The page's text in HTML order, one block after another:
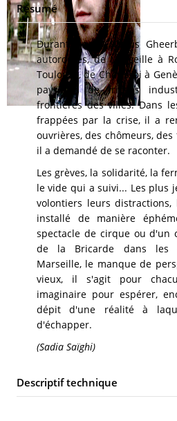
Résumé
Durant un an, Denis
autoroutes, de Marseille à
Toulouse, de Charleroi à
paysages de friches
frontières des villes. Dans
frappées par la crise, il a
ouvrières, des chômeurs,
il a demandé de se raconter.
Les grèves, la solidarité, la
le vide qui a suivi... Les plus
volontiers leurs
installé de manière
spectacle de cirque ou d'un
de la Bricarde dans les
Marseille, le manque de
vieux, il s'agit pour
imaginaire pour espérer,
dépit d'une réalité à
d'échapper.
(Sadia Saïghi)
Descriptif technique